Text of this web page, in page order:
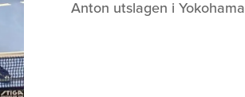
Anton utslagen i Yokohama